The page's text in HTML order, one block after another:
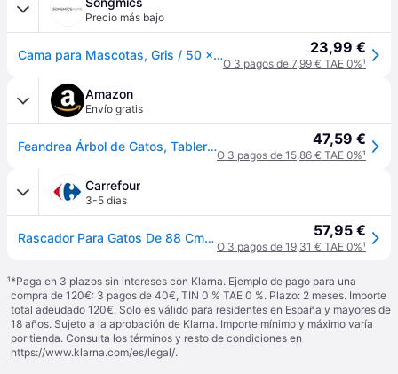
Precio más bajo
Cama para Mascotas, Gris / 50 x 50 cm 23,99 €
O 3 pagos de 7,99 € TAE 0%¹
Amazon
Envío gratis
Feandrea Árbol de Gatos, Tablero de aglomerado de 86 cm de Altura, con Poste de Sisal, Plataforma, Cubierta de Piel Sintética Lavable, Greige Melange PCT070G01 47,59 €
O 3 pagos de 15,86 € TAE 0%¹
Carrefour
3-5 días
Rascador Para Gatos De 88 Cm Camas Árbol De Mdf Poste De Sisal De Imitación 57,95 €
O 3 pagos de 19,31 € TAE 0%¹
¹*Paga en 3 plazos sin intereses con Klarna. Ejemplo de pago para una
compra de 120€: 3 pagos de 40€, TIN 0 % TAE 0 %. Plazo: 2 meses. Importe
total adeudado 120€. Solo es válido para residentes en España y mayores de
18 años. Sujeto a la aprobación de Klarna. Importe mínimo y máximo varía
por tienda. Consulta los términos y resto de condiciones en
https://www.klarna.com/es/legal/.